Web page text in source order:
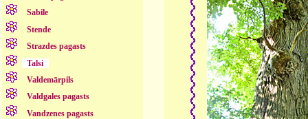
Sabile
Stende
Strazdes pagasts
Talsi
Valdemārpils
Valdgales pagasts
Vandzenes pagasts